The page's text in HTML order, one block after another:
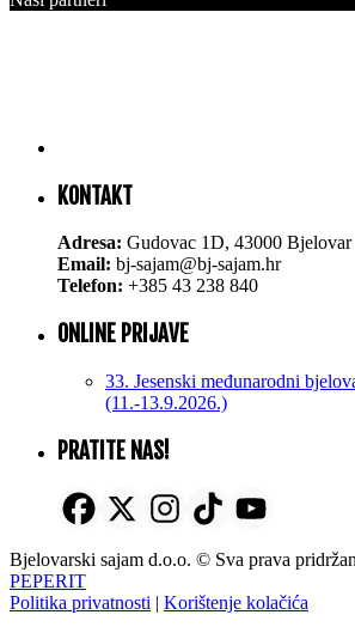
KONTAKT
Adresa: Gudovac 1D, 43000 Bjelovar
Email: bj-sajam@bj-sajam.hr
Telefon: +385 43 238 840
ONLINE PRIJAVE
33. Jesenski međunarodni
(11.-13.9.2026.)
PRATITE NAS!
Bjelovarski sajam d.o.o. © Sva prava
PEPERIT
Politika privatnosti | Korištenje kolačića